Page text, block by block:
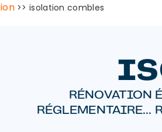
>>isolation combles
RÉNOVATION
RÉGLEMENTAIRE...